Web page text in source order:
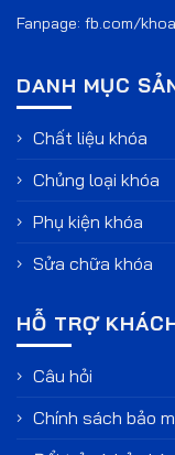
Fanpage: fb.com/
DANH MỤC
Chất liệu khóa
Chủng loại khóa
Phụ kiện khóa
Sửa chữa khóa
HỖ TRỢ
Câu hỏi
Chính sách bảo